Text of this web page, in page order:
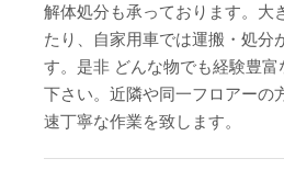
解体処分も承っております。大
たり、自家用車では運搬・処分
す。是非 どんな物でも経験豊
下さい。近隣や同一フロアーの
速丁寧な作業を致します。